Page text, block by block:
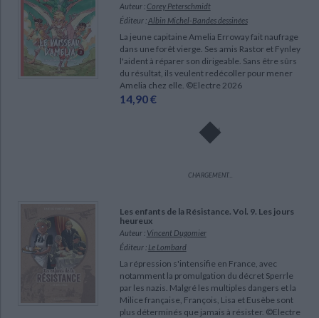
Auteur : Corey Peterschmidt
Éditeur :Albin Michel-Bandes dessinées
La jeune capitaine Amelia Erroway fait naufrage
dans une forêt vierge. Ses amis Rastor et Fynley
l'aident à réparer son dirigeable. Sans être sûrs
du résultat, ils veulent redécoller pour mener
Amelia chez elle. ©Electre 2026
14,90 €
CHARGEMENT...
Les enfants de la Résistance. Vol. 9. Les jours
heureux
Auteur : Vincent Dugomier
Éditeur : Le Lombard
La répression s'intensifie en France, avec
notamment la promulgation du décret Sperrle
par les nazis. Malgré les multiples dangers et la
Milice française, François, Lisa et Eusèbe sont
plus déterminés que jamais à résister. ©Electre